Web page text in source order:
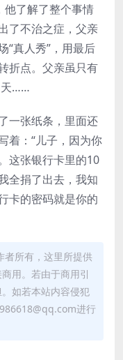
他了解了整个事情
了不治之症，父亲
“真人秀”，用最后
折点。父亲虽只有
天……
一张纸条，里面还
着：“儿子，因为你
这张银行卡里的10
全捐了出去，我知
卡的密码就是你的
者所有，这里所提供
用。若由于商用引
如若本站内容侵犯
进行